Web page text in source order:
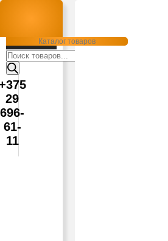
Каталог товаров
Поиск
товаров
29
696-
61-
11